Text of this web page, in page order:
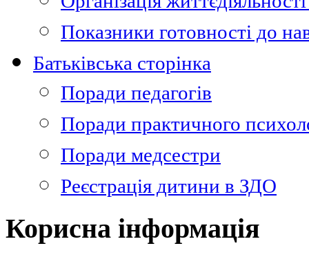
Показники готовності до
Батьківська сторінка
Поради педагогів
Поради практичного
Поради медсестри
Реєстрація дитини в ЗДО
Корисна інформація